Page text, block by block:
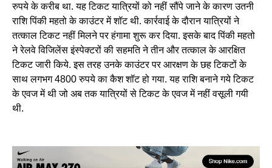
रुपये के करीब था. यह टिकट यात्रियों को नहीं सौंपे जाने के कारण उतनी
राशि पिंकी महतो के काउंटर में शॉट थी. कार्रवाई के दौरान यात्रियों ने
तत्काल टिकट नहीं मिलने पर हंगामा शुरू कर दिया. इसके बाद पिंकी महतो
ने रेलवे विजिलेंस इंस्पेक्टरों की सहमति ने तीन और तत्काल के आरक्षित
टिकट जारी किये. इस तरह उनके काउंटर पर आरक्षण के छह टिकटों के
साथ लगभग 4800 रुपये का कैश शॉट हो गया. यह राशि बनाने गये टिकट
के एवज में थी जो अब तक यात्रियों से टिकट के एवज में नहीं वसूली गयी
थी.